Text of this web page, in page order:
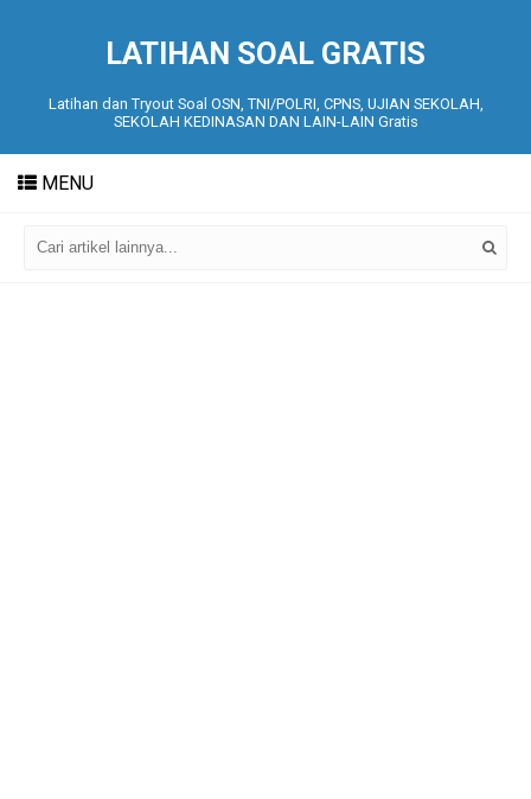
LATIHAN SOAL GRATIS
Latihan dan Tryout Soal OSN, TNI/POLRI, CPNS, UJIAN SEKOLAH,
SEKOLAH KEDINASAN DAN LAIN-LAIN Gratis
MENU